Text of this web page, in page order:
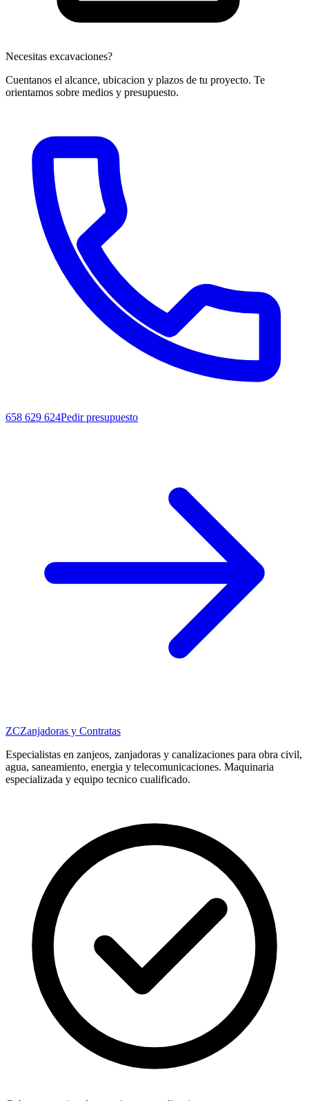
Necesitas excavaciones?
Cuentanos el alcance, ubicacion y plazos de tu proyecto. Te
orientamos sobre medios y presupuesto.
658 629 624Pedir presupuesto
ZCZanjadoras y Contratas
Especialistas en zanjeos, zanjadoras y canalizaciones para obra civil,
agua, saneamiento, energia y telecomunicaciones. Maquinaria
especializada y equipo tecnico cualificado.